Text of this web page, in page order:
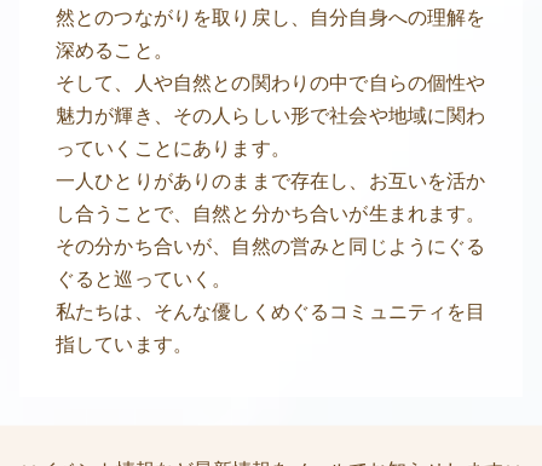
然とのつながりを取り戻し、自分自身への理解を
深めること。
そして、人や自然との関わりの中で自らの個性や
魅力が輝き、その人らしい形で社会や地域に関わ
っていくことにあります。
一人ひとりがありのままで存在し、お互いを活か
し合うことで、自然と分かち合いが生まれます。
その分かち合いが、自然の営みと同じようにぐる
ぐると巡っていく。
私たちは、そんな優しくめぐるコミュニティを目
指しています。